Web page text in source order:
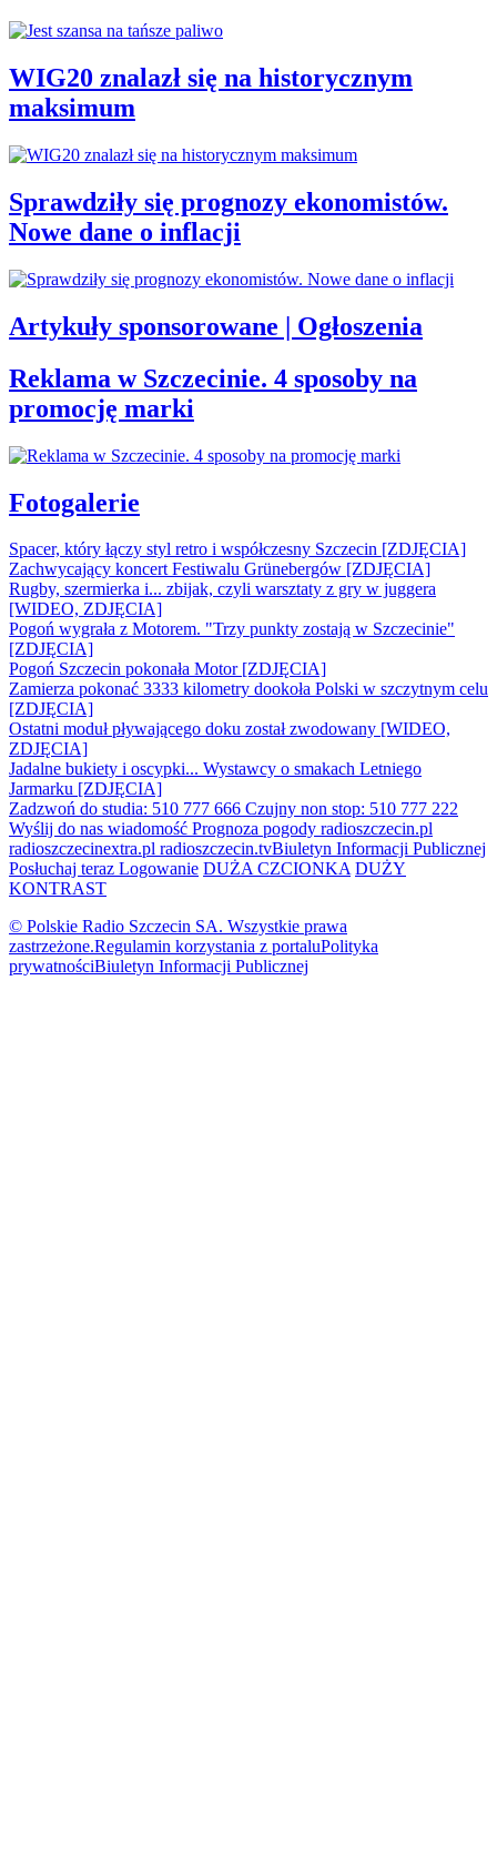
WIG20 znalazł się na historycznym
maksimum
Sprawdziły się prognozy ekonomistów.
Nowe dane o inflacji
Artykuły sponsorowane | Ogłoszenia
Reklama w Szczecinie. 4 sposoby na
promocję marki
Fotogalerie
Spacer, który łączy styl retro i współczesny Szczecin [ZDJĘCIA]
Zachwycający koncert Festiwalu Grünebergów [ZDJĘCIA]
Rugby, szermierka i... zbijak, czyli warsztaty z gry w juggera
[WIDEO, ZDJĘCIA]
Pogoń wygrała z Motorem. "Trzy punkty zostają w Szczecinie"
[ZDJĘCIA]
Pogoń Szczecin pokonała Motor [ZDJĘCIA]
Zamierza pokonać 3333 kilometry dookoła Polski w szczytnym celu
[ZDJĘCIA]
Ostatni moduł pływającego doku został zwodowany [WIDEO,
ZDJĘCIA]
Jadalne bukiety i oscypki... Wystawcy o smakach Letniego
Jarmarku [ZDJĘCIA]
Zadzwoń do studia: 510 777 666 Czujny non stop: 510 777 222
Wyślij do nas wiadomość Prognoza pogody radioszczecin.pl
radioszczecinextra.pl radioszczecin.tvBiuletyn Informacji Publicznej
Posłuchaj teraz Logowanie DUŻA CZCIONKA DUŻY
KONTRAST
© Polskie Radio Szczecin SA. Wszystkie prawa
zastrzeżone.Regulamin korzystania z portaluPolityka
prywatnościBiuletyn Informacji Publicznej